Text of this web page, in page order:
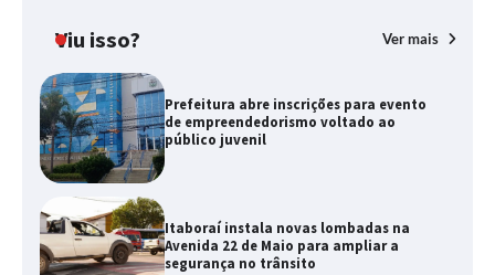
Viu isso? Ver mais
Prefeitura abre inscrições para evento
de empreendedorismo voltado ao
público juvenil
Itaboraí instala novas lombadas na
Avenida 22 de Maio para ampliar a
segurança no trânsito